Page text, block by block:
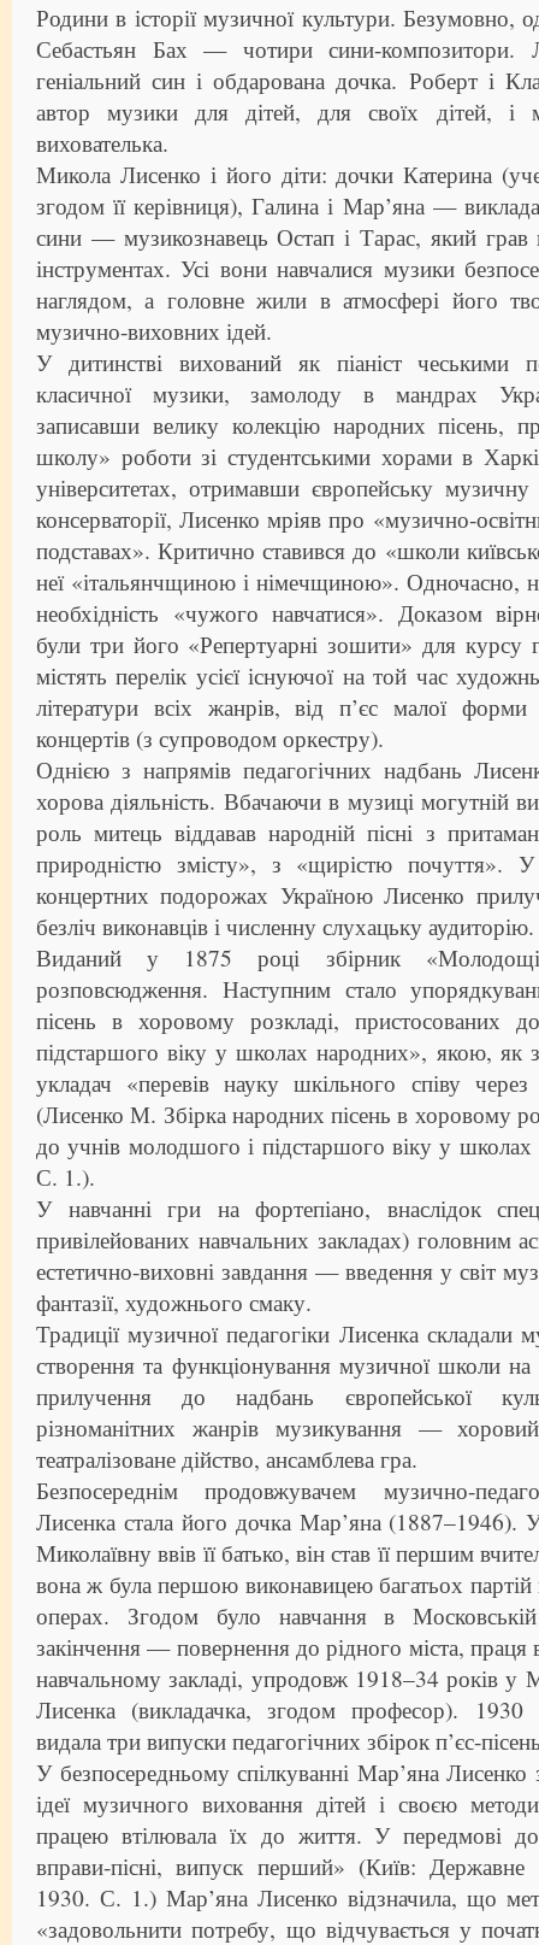
Родини в історії музичної культури. Безумовно,
Себастьян Бах — чотири сини-
геніальний син і обдарована дочка. Роберт і
автор музики для дітей, для своїх дітей, і
вихователька.
Микола Лисенко і його діти: дочки Катерина
згодом її керівниця), Галина і Мар’яна —
сини — музикознавець Остап і Тарас, який грав
інструментах. Усі вони навчалися музики
наглядом, а головне жили в атмосфері його
музично-виховних ідей.
У дитинстві вихований як піаніст чеськими
класичної музики, замолоду в мандрах
записавши велику колекцію народних пісень,
школу» роботи зі студентськими хорами в
університетах, отримавши європейську
консерваторії, Лисенко мріяв про «музично-
подставах». Критично ставився до «школи
неї «італьянчщиною і німечщиною». Одночасно,
необхідність «чужого навчатися». Доказом
були три його «Репертуарні зошити» для курсу
містять перелік усієї існуючої на той час
літератури всіх жанрів, від п’єс малої форми
концертів (з супроводом оркестру).
Однією з напрямів педагогічних надбань
хорова діяльність. Вбачаючи в музиці могутній
роль митець віддавав народній пісні з
природністю змісту», з «щирістю почуття».
концертних подорожах Україною Лисенко
безліч виконавців і численну слухацьку аудиторію.
Виданий у 1875 році збірник
розповсюдження. Наступним стало
пісень в хоровому розкладі, пристосованих
підстаршого віку у школах народних», якою, як
укладач «перевів науку шкільного співу
(Лисенко М. Збірка народних пісень в хоровому
до учнів молодшого і підстаршого віку у
С. 1.).
У навчанні гри на фортепіано, внаслідок
привілейованих навчальних закладах) головним
естетично-виховні завдання — введення у світ
фантазії, художнього смаку.
Традиції музичної педагогіки Лисенка складали
створення та функціонування музичної школи на
прилучення до надбань європейської
різноманітних жанрів музикування —
театралізоване дійство, ансамблева гра.
Безпосереднім продовжувачем музично-
Лисенка стала його дочка Мар’яна (1887–1946).
Миколаївну ввів її батько, він став її першим
вона ж була першою виконавицею багатьох
операх. Згодом було навчання в Московській
закінчення — повернення до рідного міста, праця
навчальному закладі, упродовж 1918–34 років у
Лисенка (викладачка, згодом професор). 1930
видала три випуски педагогічних збірок п’єс-
У безпосередньому спілкуванні Мар’яна Лисенко
ідеї музичного виховання дітей і своєю
працею втілювала їх до життя. У передмові до
вправи-пісні, випуск перший» (Київ: Державне
1930. С. 1.) Мар’яна Лисенко відзначила, що
«задовольнити потребу, що відчувається у